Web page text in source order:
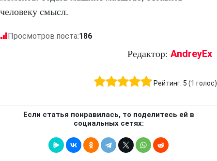
человеку смысл.
Просмотров поста:186
Редактор: AndreyEx
Рейтинг: 5 (1 голос)
Если статья понравилась, то поделитесь ей в
социальных сетях: